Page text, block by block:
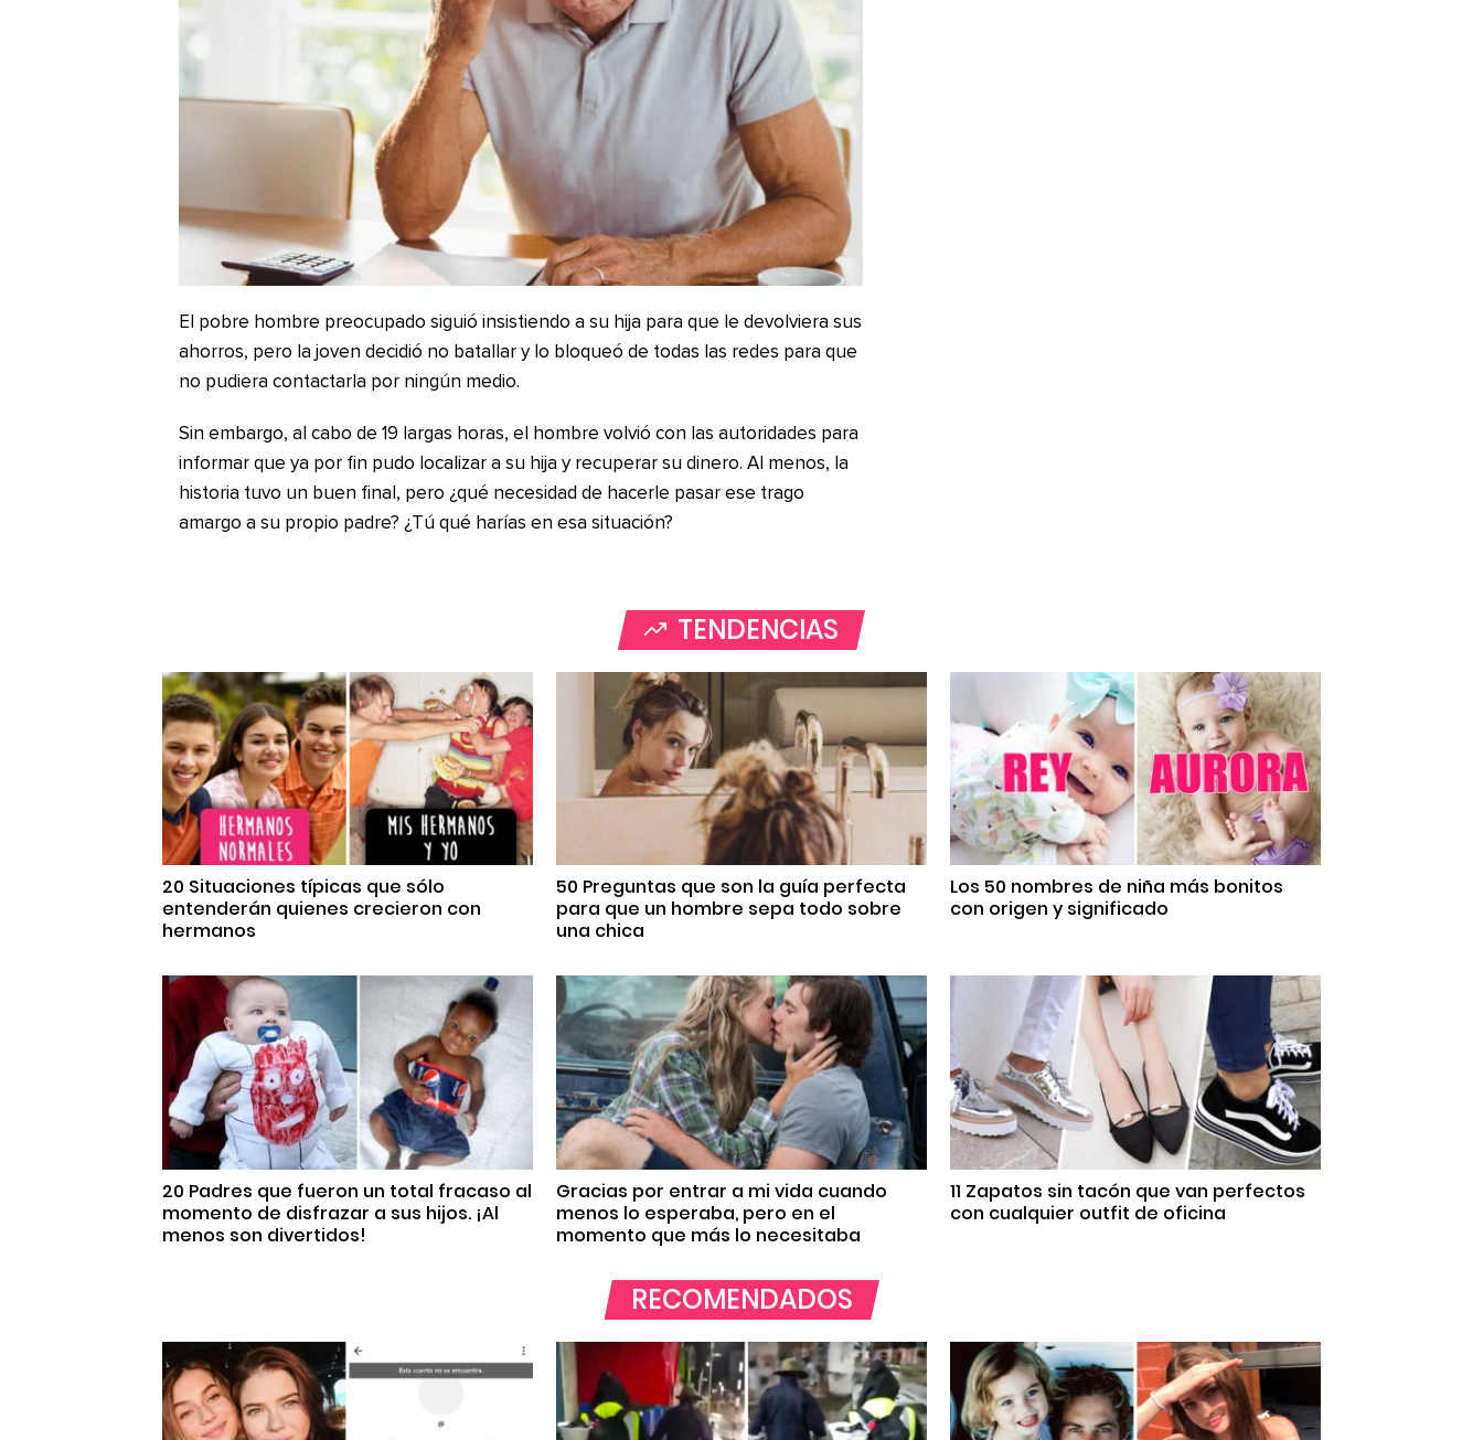
El pobre hombre preocupado siguió insistiendo a su hija para que le devolviera sus
ahorros, pero la joven decidió no batallar y lo bloqueó de todas las redes para que
no pudiera contactarla por ningún medio.
Sin embargo, al cabo de 19 largas horas, el hombre volvió con las autoridades para
informar que ya por fin pudo localizar a su hija y recuperar su dinero. Al menos, la
historia tuvo un buen final, pero ¿qué necesidad de hacerle pasar ese trago
amargo a su propio padre? ¿Tú qué harías en esa situación?
TENDENCIAS
20 Situaciones típicas que sólo
entenderán quienes crecieron con
hermanos
50 Preguntas que son la guía perfecta
para que un hombre sepa todo sobre
una chica
Los 50 nombres de niña más bonitos
con origen y significado
20 Padres que fueron un total fracaso al
momento de disfrazar a sus hijos. ¡Al
menos son divertidos!
Gracias por entrar a mi vida cuando
menos lo esperaba, pero en el
momento que más lo necesitaba
11 Zapatos sin tacón que van perfectos
con cualquier outfit de oficina
RECOMENDADOS